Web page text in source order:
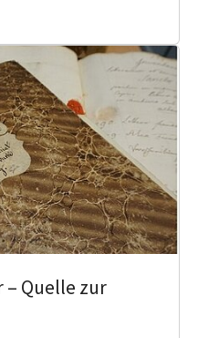
– Quelle zur